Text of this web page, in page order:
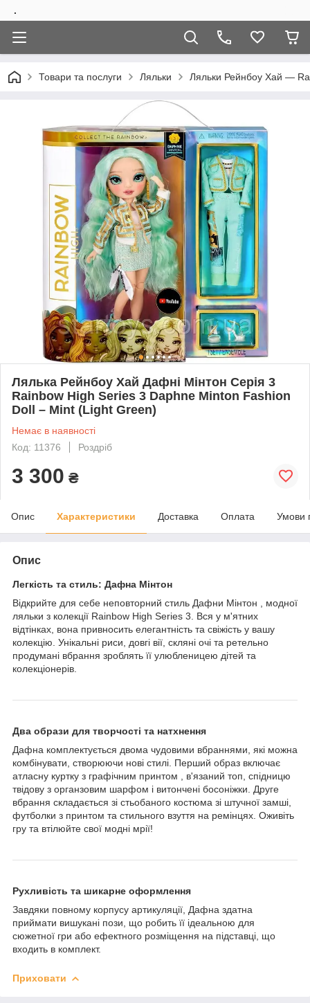
.
Товари та послуги Ляльки Ляльки Рейнбоу Хай —
Лялька Рейнбоу Хай Дафні Мінтон Серія 3
Rainbow High Series 3 Daphne Minton Fashion
Doll – Mint (Light Green)
Немає в наявності
Код: 11376
Роздріб
3 300 ₴
Опис Характеристики Доставка Оплата Умови
Опис
Легкість та стиль: Дафна Мінтон
Відкрийте для себе неповторний стиль Дафни Мінтон , модної
ляльки з колекції Rainbow High Series 3. Вся у м'ятних
відтінках, вона привносить елегантність та свіжість у вашу
колекцію. Унікальні риси, довгі вії, скляні очі та ретельно
продумані вбрання зроблять її улюбленицею дітей та
колекціонерів.
Два образи для творчості та натхнення
Дафна комплектується двома чудовими вбраннями, які можна
комбінувати, створюючи нові стилі. Перший образ включає
атласну куртку з графічним принтом , в'язаний топ, спідницю
твідову з органзовим шарфом і витончені босоніжки. Друге
вбрання складається зі стьобаного костюма зі штучної замші,
футболки з принтом та стильного взуття на ремінцях. Оживіть
гру та втілюйте свої модні мрії!
Рухливість та шикарне оформлення
Завдяки повному корпусу артикуляції, Дафна здатна
приймати вишукані пози, що робить її ідеальною для
сюжетної гри або ефектного розміщення на підставці, що
входить в комплект.
Приховати